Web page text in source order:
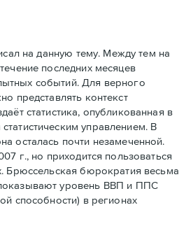
на данную тему. Между тем на
последних месяцев
событий. Для верного
представлять контекст
статистика, опубликованная в
управлением. В
осталась почти незамеченной.
г., но приходится пользоваться
Брюссельская бюрократия весьма
уровень ВВП и ППС
способности) в регионах